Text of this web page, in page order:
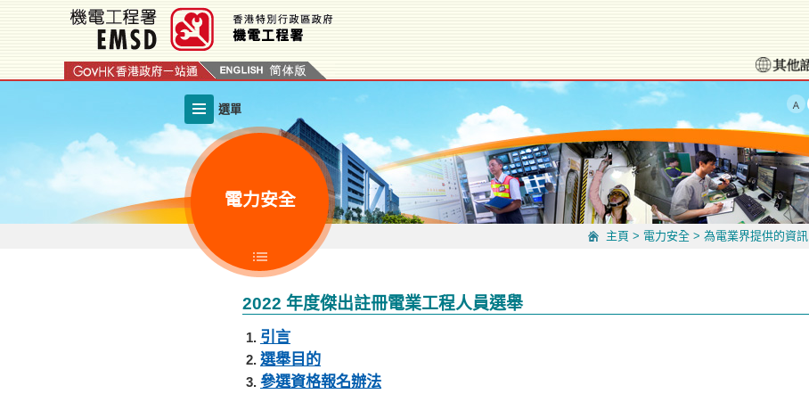
容
選單
電力安全
主頁 > 電力安全 > 為電業界提供的資訊
2022 年度傑出註冊電業工程人員選舉
引言
選舉目的
參選資格報名辦法